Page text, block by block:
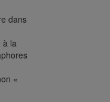
dans
à la
«